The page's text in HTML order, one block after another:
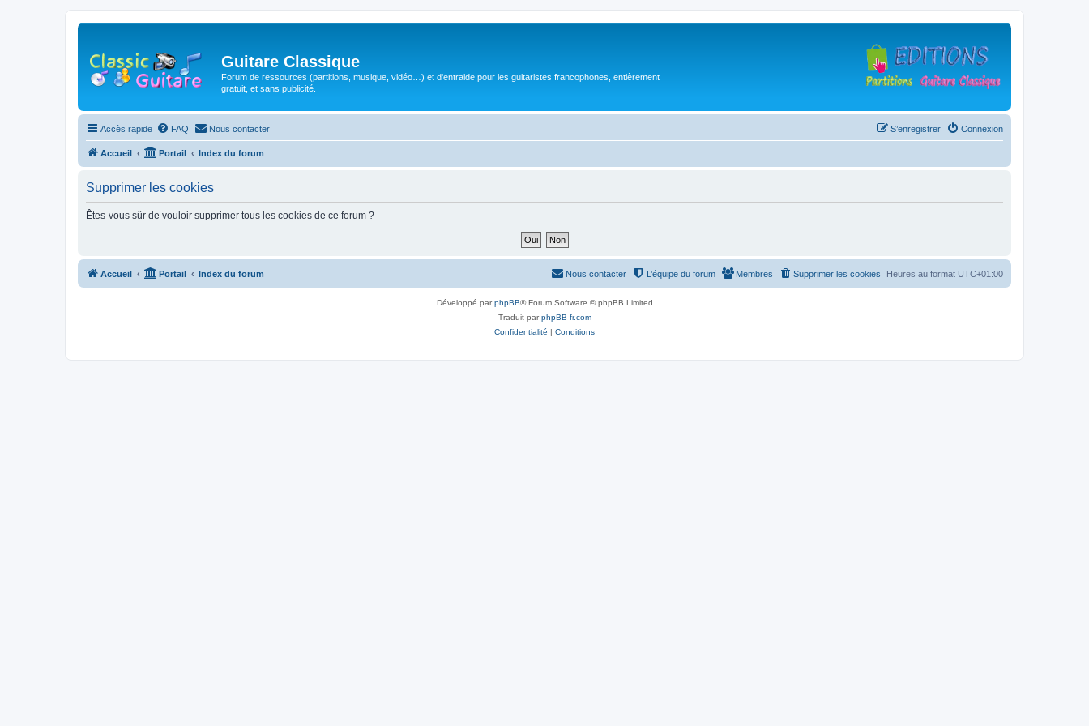
Guitare Classique
Forum de ressources (partitions, musique, vidéo…) et d'entraide pour les guitaristes francophones, entièrement
gratuit, et sans publicité.
Accès rapide FAQ Nous contacter Connexion
S’enregistrer
Accueil Portail Index du forum
Supprimer les cookies
Êtes-vous sûr de vouloir supprimer tous les cookies de ce forum ?
Accueil Portail Index du forum Heures au format UTC+01:00
Supprimer les cookies
Membres
L’équipe du forum
Nous contacter
Développé parphpBB® Forum Software © phpBB Limited
Traduit parphpBB-fr.com
Confidentialité | Conditions